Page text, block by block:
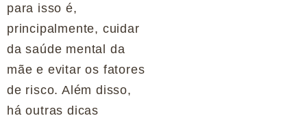
para isso é,
principalmente, cuidar
da saúde mental da
mãe e evitar os fatores
de risco. Além disso,
há outras dicas